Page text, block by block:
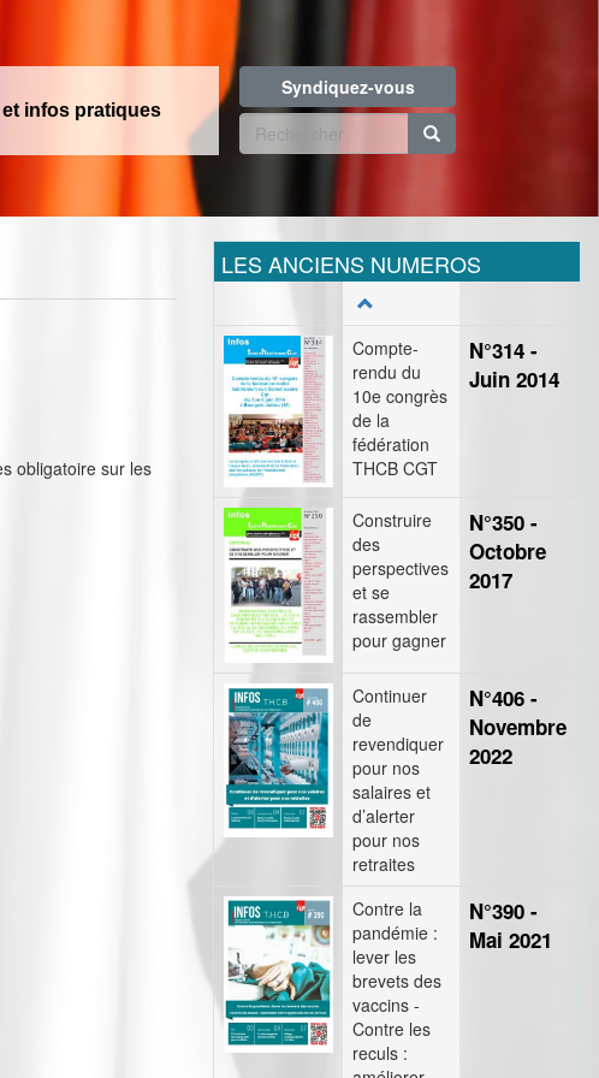
et infos pratiques
Syndiquez-vous
Formulaire
recherche
obligatoire sur les
LES ANCIENS NUMEROS
Compte-
rendu du
10e congrès
de la
fédération
THCB CGT
N°314 -
Juin 2014
Construire
des
perspectives
et se
rassembler
pour gagner
N°350 -
Octobre
2017
Continuer
de
revendiquer
pour nos
salaires et
d’alerter
pour nos
retraites
N°406 -
Novembre
2022
Contre la
pandémie :
lever les
brevets des
vaccins -
Contre les
reculs :
N°390 -
Mai 2021